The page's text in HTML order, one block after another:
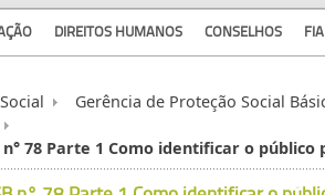
DIREITOS HUMANOS CONSELHOS FIA
Gerência de Proteção Social
n° 78 Parte 1 Como identificar o